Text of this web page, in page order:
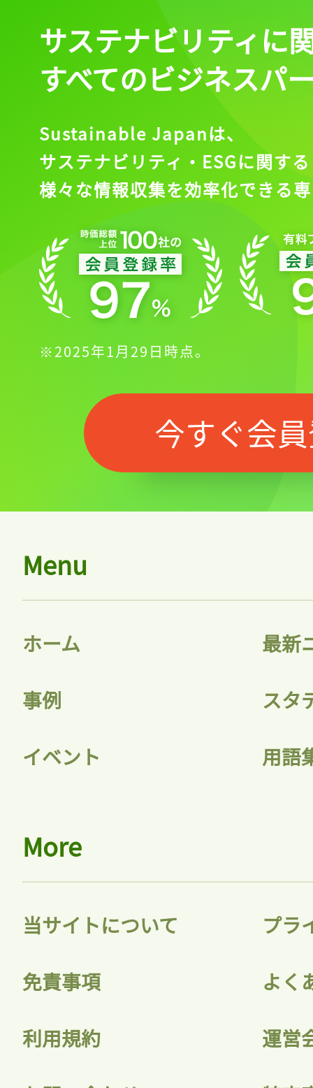
サステナビリティに
すべてのビジネスパ
Sustainable Japanは、
サステナビリティ・ESGに関する
様々な情報収集を効率化できる
※2025年1月29日時点。
今すぐ会
Menu
ホーム 最新
事例 スタ
イベント 用語
More
当サイトについて プラ
免責事項 よく
利用規約 運営